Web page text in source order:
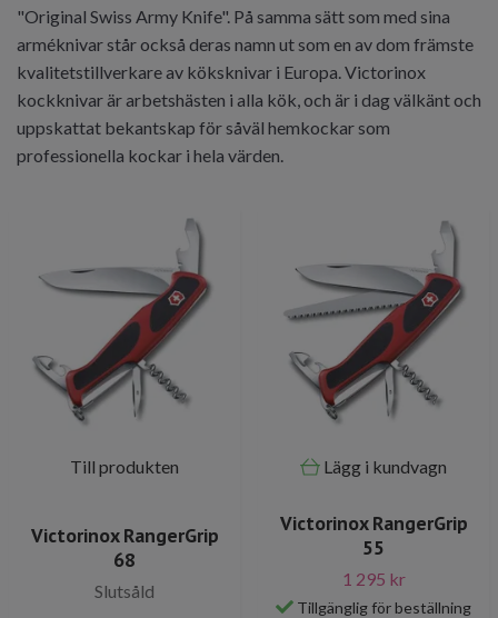
"Original Swiss Army Knife". På samma sätt som med sina
arméknivar står också deras namn ut som en av dom främste
kvalitetstillverkare av köksknivar i Europa. Victorinox
kockknivar är arbetshästen i alla kök, och är i dag välkänt och
uppskattat bekantskap för såväl hemkockar som
professionella kockar i hela värden.
Till produkten
Victorinox RangerGrip
68
Slutsåld
Lägg i kundvagn
Victorinox RangerGrip
55
1 295 kr
Tillgänglig för beställning